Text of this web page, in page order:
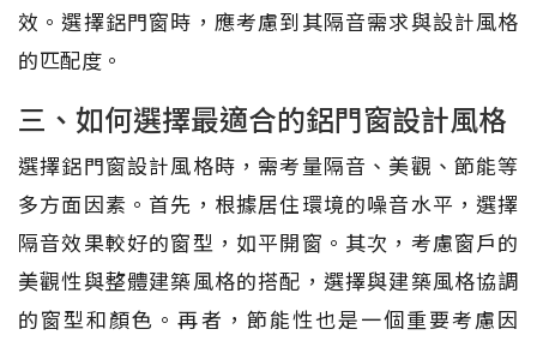
效。選擇鋁門窗時，應考慮到其隔音需求與設計風格
的匹配度。
三、如何選擇最適合的鋁門窗設計風格
選擇鋁門窗設計風格時，需考量隔音、美觀、節能等
多方面因素。首先，根據居住環境的噪音水平，選擇
隔音效果較好的窗型，如平開窗。其次，考慮窗戶的
美觀性與整體建築風格的搭配，選擇與建築風格協調
的窗型和顏色。再者，節能性也是一個重要考慮因